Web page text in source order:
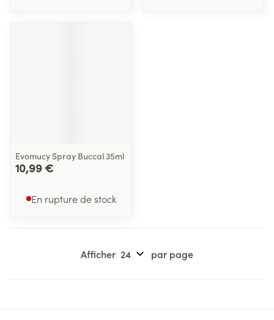
Evomucy Spray Buccal 35ml
10,99 €
En rupture de stock
Afficher par page